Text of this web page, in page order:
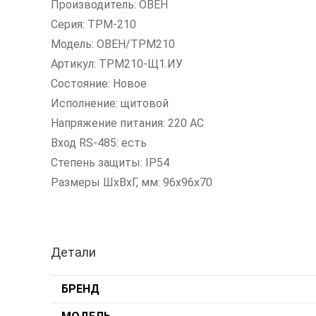
Производитель: ОВЕН
Серия: ТРМ-210
Модель: ОВЕН/ТРМ210
Артикул: ТРМ210-Щ1.ИУ
Состояние: Новое
Исполнение: щитовой
Напряжение питания: 220 AC
Вход RS-485: есть
Степень защиты: IP54
Размеры ШxВxГ, мм: 96х96х70
Детали
БРЕНД